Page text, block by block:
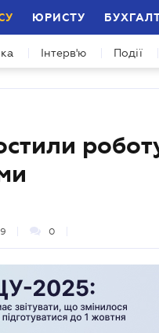
ЮРИСТУ
Інтерв'ю Події
0